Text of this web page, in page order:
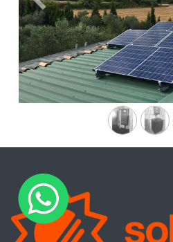
Anterior